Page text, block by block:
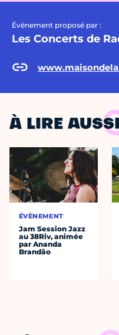
Évènement proposé par :
Les Concerts de
À LIRE AUSSI
ÉVÈNEMENT
Jam Session Jazz
au 38Riv, animée
par Ananda
Brandão